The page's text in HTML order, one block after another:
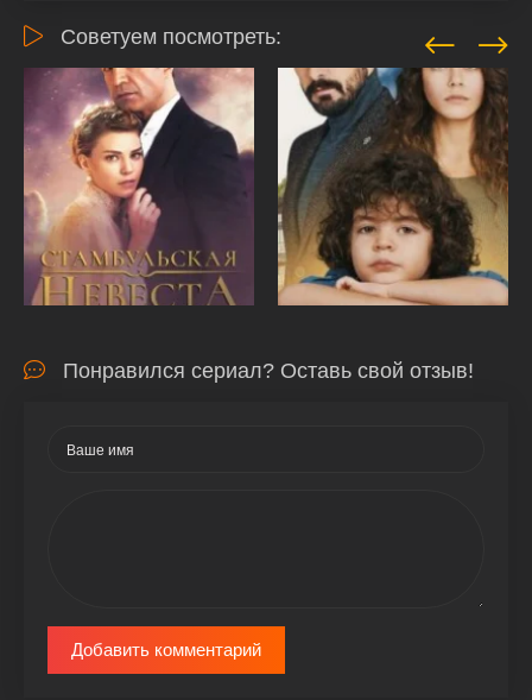
Советуем посмотреть:
Понравился сериал? Оставь свой отзыв!
Добавить комментарий